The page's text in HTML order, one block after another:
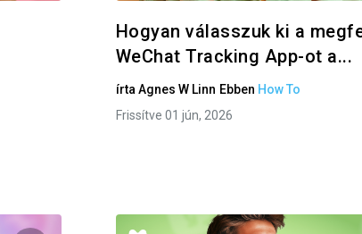
Hogyan válasszuk ki a
WeChat Tracking App-ot a...
írtaAgnes W Linn Ebben How To
Frissítve 01 jún, 2026